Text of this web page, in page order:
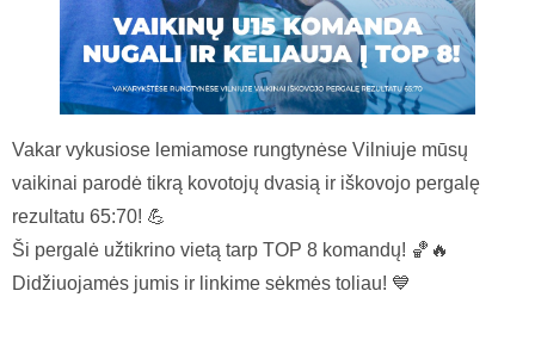
Vakar vykusiose lemiamose rungtynėse Vilniuje mūsų
vaikinai parodė tikrą kovotojų dvasią ir iškovojo pergalę
rezultatu 65:70! 💪
Ši pergalė užtikrino vietą tarp TOP 8 komandų! 🏀🔥
Didžiuojamės jumis ir linkime sėkmės toliau! 💙